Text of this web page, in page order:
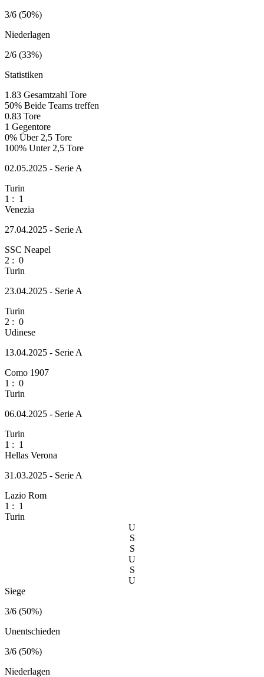
3/6 (50%)
Niederlagen
2/6 (33%)
Statistiken
1.83 Gesamtzahl Tore
50% Beide Teams treffen
0.83 Tore
1 Gegentore
0% Über 2,5 Tore
100% Unter 2,5 Tore
02.05.2025 - Serie A
Turin
1 : 1
Venezia
27.04.2025 - Serie A
SSC Neapel
2 : 0
Turin
23.04.2025 - Serie A
Turin
2 : 0
Udinese
13.04.2025 - Serie A
Como 1907
1 : 0
Turin
06.04.2025 - Serie A
Turin
1 : 1
Hellas Verona
31.03.2025 - Serie A
Lazio Rom
1 : 1
Turin
U
S
S
U
S
U
Siege
3/6 (50%)
Unentschieden
3/6 (50%)
Niederlagen